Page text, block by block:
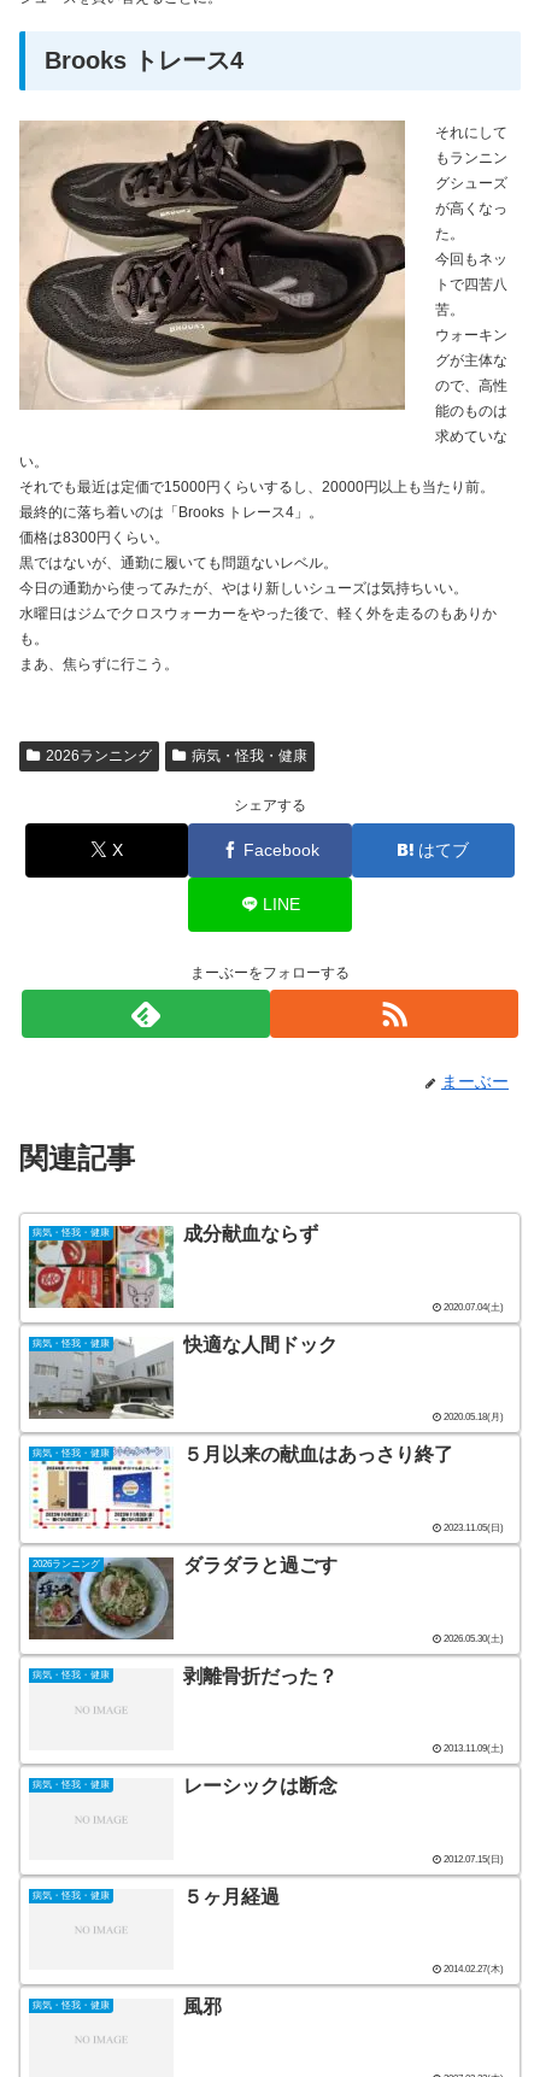
Brooks トレース4
それにして
もランニン
グシューズ
が高くなっ
た。
今回もネッ
トで四苦八
苦。
ウォーキン
グが主体な
ので、高性
能のものは
求めていな
い。
それでも最近は定価で15000円くらいするし、20000円以上も当たり前。
最終的に落ち着いのは「Brooks トレース4」。
価格は8300円くらい。
黒ではないが、通勤に履いても問題ないレベル。
今日の通勤から使ってみたが、やはり新しいシューズは気持ちいい。
水曜日はジムでクロスウォーカーをやった後で、軽く外を走るのもありか
も。
まあ、焦らずに行こう。
2026ランニング 病気・怪我・健康
シェアする
X Facebook はてブ
LINE
まーぶーをフォローする
まーぶー
関連記事
病気・怪我・健康 成分献血ならず
2020.07.04(土)
病気・怪我・健康 快適な人間ドック
2020.05.18(月)
病気・怪我・健康 ５月以来の献血はあっさり終了
2023.11.05(日)
2026ランニング ダラダラと過ごす
2026.05.30(土)
病気・怪我・健康 剥離骨折だった？
2013.11.09(土)
病気・怪我・健康 レーシックは断念
2012.07.15(日)
病気・怪我・健康 ５ヶ月経過
2014.02.27(木)
病気・怪我・健康 風邪